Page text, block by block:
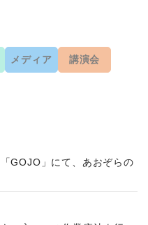
メディア 講演会
GOJO」にて、あおぞらの